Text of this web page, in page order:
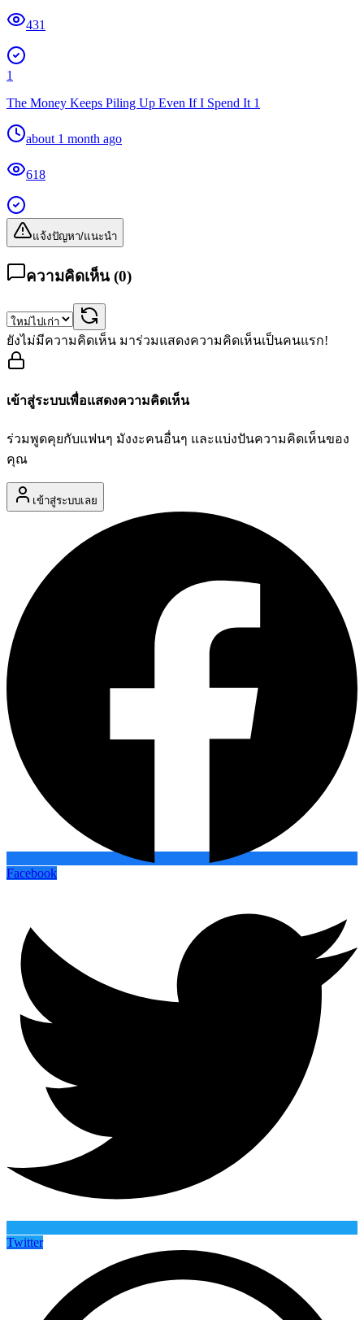
431
1
The Money Keeps Piling Up Even If I Spend It 1
about 1 month ago
618
แจ้งปัญหา/แนะนำ
ความคิดเห็น (0)
ยังไม่มีความคิดเห็น มาร่วมแสดงความคิดเห็นเป็นคนแรก!
เข้าสู่ระบบเพื่อแสดงความคิดเห็น
ร่วมพูดคุยกับแฟนๆ มังงะคนอื่นๆ และแบ่งปันความคิดเห็นของ
คุณ
เข้าสู่ระบบเลย
Facebook
Twitter